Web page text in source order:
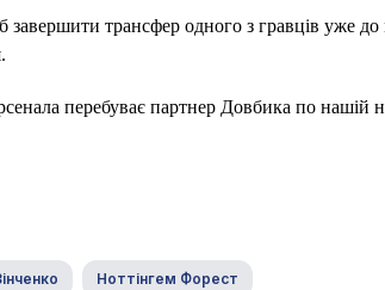
трансфер одного з гравців уже
перебуває партнер Довбика по нашій
Ноттінгем Форест